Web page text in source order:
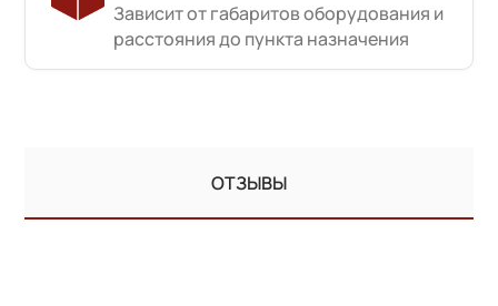
Зависит от габаритов оборудования и
расстояния до пункта назначения
ОТЗЫВЫ